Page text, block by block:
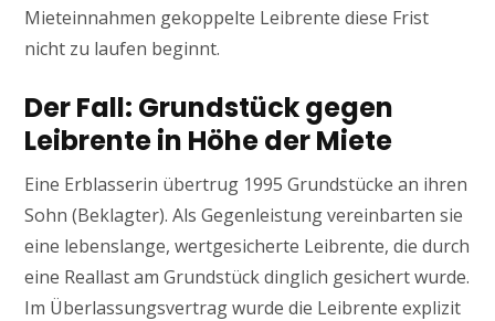
Mieteinnahmen gekoppelte Leibrente diese Frist
nicht zu laufen beginnt.
Der Fall: Grundstück gegen
Leibrente in Höhe der Miete
Eine Erblasserin übertrug 1995 Grundstücke an ihren
Sohn (Beklagter). Als Gegenleistung vereinbarten sie
eine lebenslange, wertgesicherte Leibrente, die durch
eine Reallast am Grundstück dinglich gesichert wurde.
Im Überlassungsvertrag wurde die Leibrente explizit